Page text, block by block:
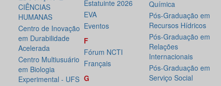
CIÊNCIAS
HUMANAS
Centro de Inovação
em Durabilidade
Acelerada
Centro Multiusuário
em Biologia
Experimental - UFS
Estatuinte 2026
EVA
Eventos
F
Fórum NCTI
Français
G
Química
Pós-Graduação em
Recursos Hídricos
Pós-Graduação em
Relações
Internacionais
Pós-Graduação em
Serviço Social